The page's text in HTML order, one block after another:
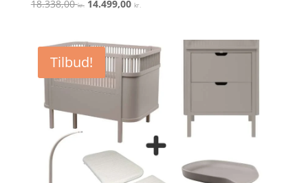
Vurderet
3.9
18.338,00kr. Den
var:
18.338,00 kr..
14.499,00 kr.
er:
14.499,00 kr..
Tilbud!